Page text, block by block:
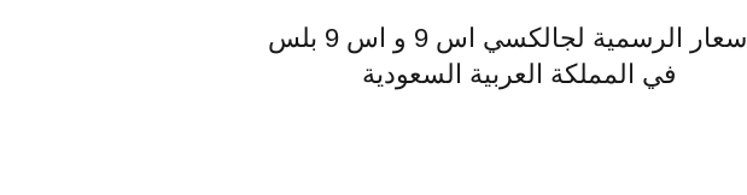
الأسعار الرسمية لجالكسي اس 9 و اس 9 بلس
في المملكة العربية السعودية